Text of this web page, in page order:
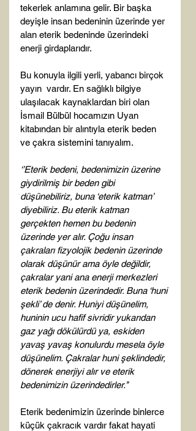
tekerlek anlamına gelir. Bir başka
deyişle insan bedeninin üzerinde yer
alan eterik bedeninde üzerindeki
enerji girdaplarıdır.
Bu konuyla ilgili yerli, yabancı birçok
yayın  vardır. En sağlıklı bilgiye
ulaşılacak kaynaklardan biri olan
İsmail Bülbül hocamızın Uyan
kitabından bir alıntıyla eterik beden
ve çakra sistemini tanıyalım.
‘’Eterik bedeni, bedenimizin üzerine
giydirilmiş bir beden gibi
düşünebiliriz, buna ‘eterik katman’
diyebiliriz. Bu eterik katman
gerçekten hemen bu bedenin
üzerinde yer alır. Çoğu insan
çakraları fizyolojik bedenin üzerinde
olarak düşünür ama öyle değildir,
çakralar yani ana enerji merkezleri
eterik bedenin üzerindedir. Buna ‘huni
şekli’ de denir. Huniyi düşünelim,
huninin ucu hafif sivridir yukarıdan
gaz yağı dökülürdü ya, eskiden
yavaş yavaş konulurdu mesela öyle
düşünelim. Çakralar huni şeklindedir,
dönerek enerjiyi alır ve eterik
bedenimizin üzerindedirler.’’
Eterik bedenimizin üzerinde binlerce
küçük çakracık vardır fakat hayati